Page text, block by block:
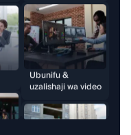
Ubunifu &
uzalishaji wa video